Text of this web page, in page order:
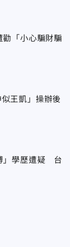
「小心騙財騙
王凱」操辦後
」學歷遭疑 台